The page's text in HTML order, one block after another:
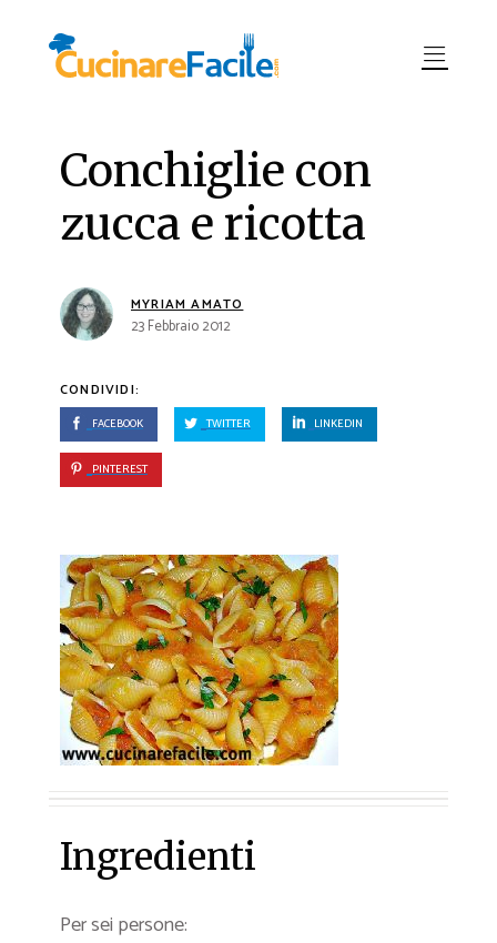
Conchiglie con
zucca e ricotta
MYRIAM AMATO
23 Febbraio 2012
CONDIVIDI:
FACEBOOK TWITTER LINKEDIN
PINTEREST
Ingredienti
Per sei persone: